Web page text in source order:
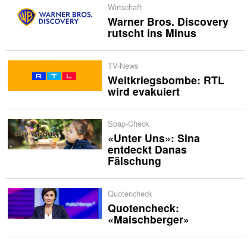
Wirtschaft
Warner Bros. Discovery
rutscht ins Minus
TV-News
Weltkriegsbombe: RTL
wird evakuiert
Soap-Check
«Unter Uns»: Sina
entdeckt Danas
Fälschung
Quotencheck
Quotencheck:
«Maischberger»